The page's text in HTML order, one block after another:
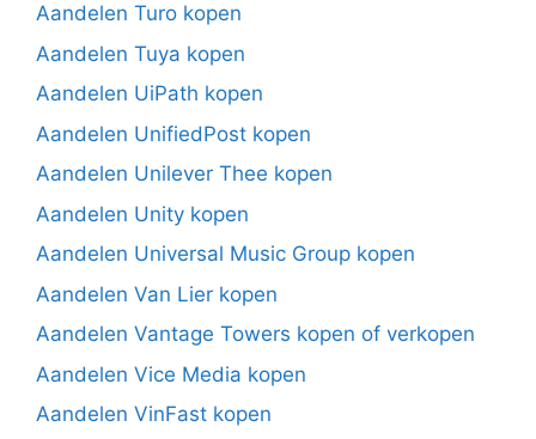
Aandelen Turo kopen
Aandelen Tuya kopen
Aandelen UiPath kopen
Aandelen UnifiedPost kopen
Aandelen Unilever Thee kopen
Aandelen Unity kopen
Aandelen Universal Music Group kopen
Aandelen Van Lier kopen
Aandelen Vantage Towers kopen of verkopen
Aandelen Vice Media kopen
Aandelen VinFast kopen